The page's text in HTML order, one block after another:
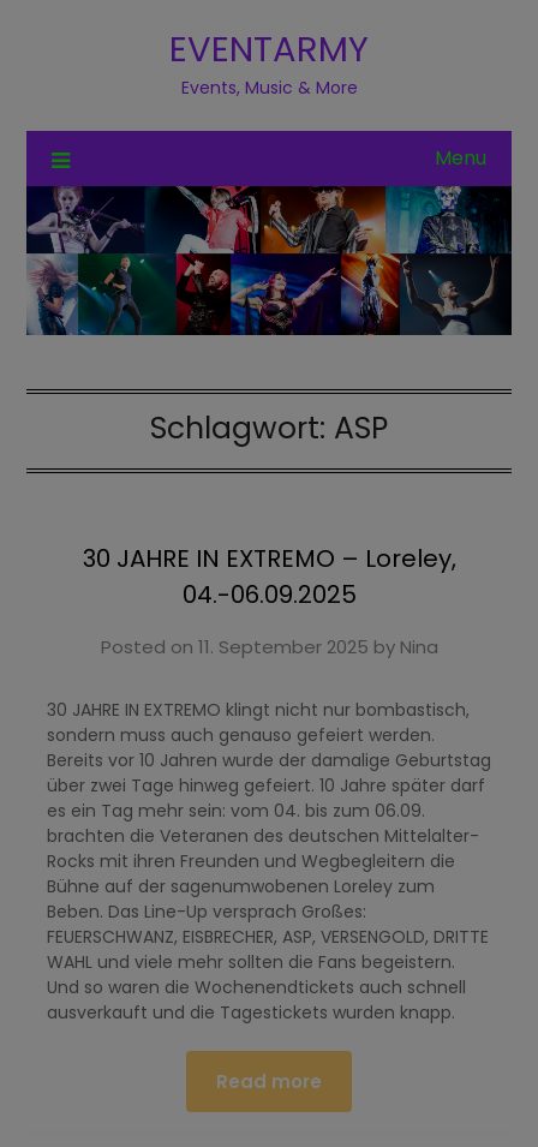
EVENTARMY
Events, Music & More
Menu
Schlagwort: ASP
30 JAHRE IN EXTREMO – Loreley,
04.-06.09.2025
Posted on 11. September 2025 by Nina
30 JAHRE IN EXTREMO klingt nicht nur bombastisch,
sondern muss auch genauso gefeiert werden.
Bereits vor 10 Jahren wurde der damalige Geburtstag
über zwei Tage hinweg gefeiert. 10 Jahre später darf
es ein Tag mehr sein: vom 04. bis zum 06.09.
brachten die Veteranen des deutschen Mittelalter-
Rocks mit ihren Freunden und Wegbegleitern die
Bühne auf der sagenumwobenen Loreley zum
Beben. Das Line-Up versprach Großes:
FEUERSCHWANZ, EISBRECHER, ASP, VERSENGOLD, DRITTE
WAHL und viele mehr sollten die Fans begeistern.
Und so waren die Wochenendtickets auch schnell
ausverkauft und die Tagestickets wurden knapp.
Read more